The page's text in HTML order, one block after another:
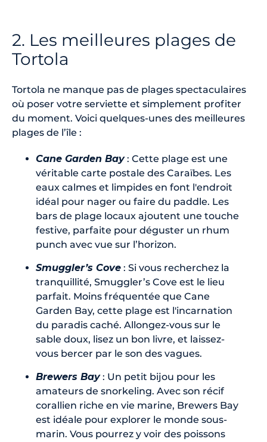
2. Les meilleures plages de
Tortola
Tortola ne manque pas de plages spectaculaires
où poser votre serviette et simplement profiter
du moment. Voici quelques-unes des meilleures
plages de l’île :
Cane Garden Bay: Cette plage est une
véritable carte postale des Caraïbes. Les
eaux calmes et limpides en font l'endroit
idéal pour nager ou faire du paddle. Les
bars de plage locaux ajoutent une touche
festive, parfaite pour déguster un rhum
punch avec vue sur l’horizon.
Smuggler’s Cove : Si vous recherchez la
tranquillité, Smuggler’s Cove est le lieu
parfait. Moins fréquentée que Cane
Garden Bay, cette plage est l'incarnation
du paradis caché. Allongez-vous sur le
sable doux, lisez un bon livre, et laissez-
vous bercer par le son des vagues.
Brewers Bay: Un petit bijou pour les
amateurs de snorkeling. Avec son récif
corallien riche en vie marine, Brewers Bay
est idéale pour explorer le monde sous-
marin. Vous pourrez y voir des poissons